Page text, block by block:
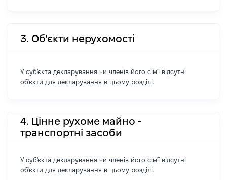
3. Об'єкти нерухомості
У суб'єкта декларування чи членів його сім'ї відсутні
об'єкти для декларування в цьому розділі.
4. Цінне рухоме майно -
транспортні засоби
У суб'єкта декларування чи членів його сім'ї відсутні
об'єкти для декларування в цьому розділі.